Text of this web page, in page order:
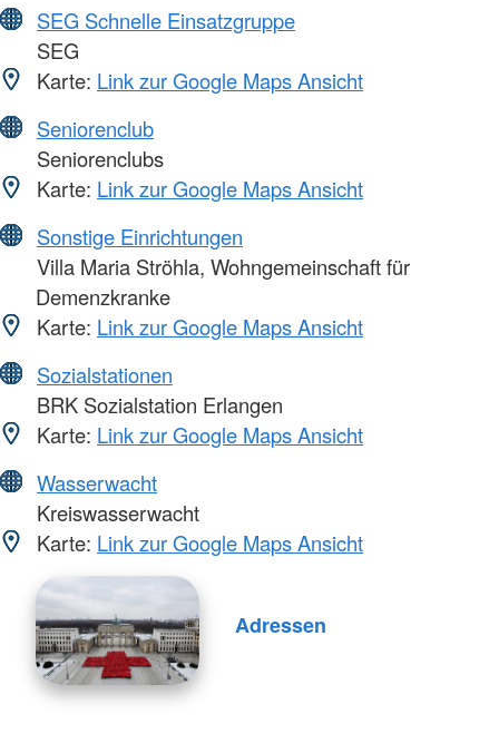
SEG Schnelle Einsatzgruppe
SEG
Karte: Link zur Google Maps Ansicht
Seniorenclub
Seniorenclubs
Karte: Link zur Google Maps Ansicht
Sonstige Einrichtungen
Villa Maria Ströhla, Wohngemeinschaft für
Demenzkranke
Karte: Link zur Google Maps Ansicht
Sozialstationen
BRK Sozialstation Erlangen
Karte: Link zur Google Maps Ansicht
Wasserwacht
Kreiswasserwacht
Karte: Link zur Google Maps Ansicht
Adressen